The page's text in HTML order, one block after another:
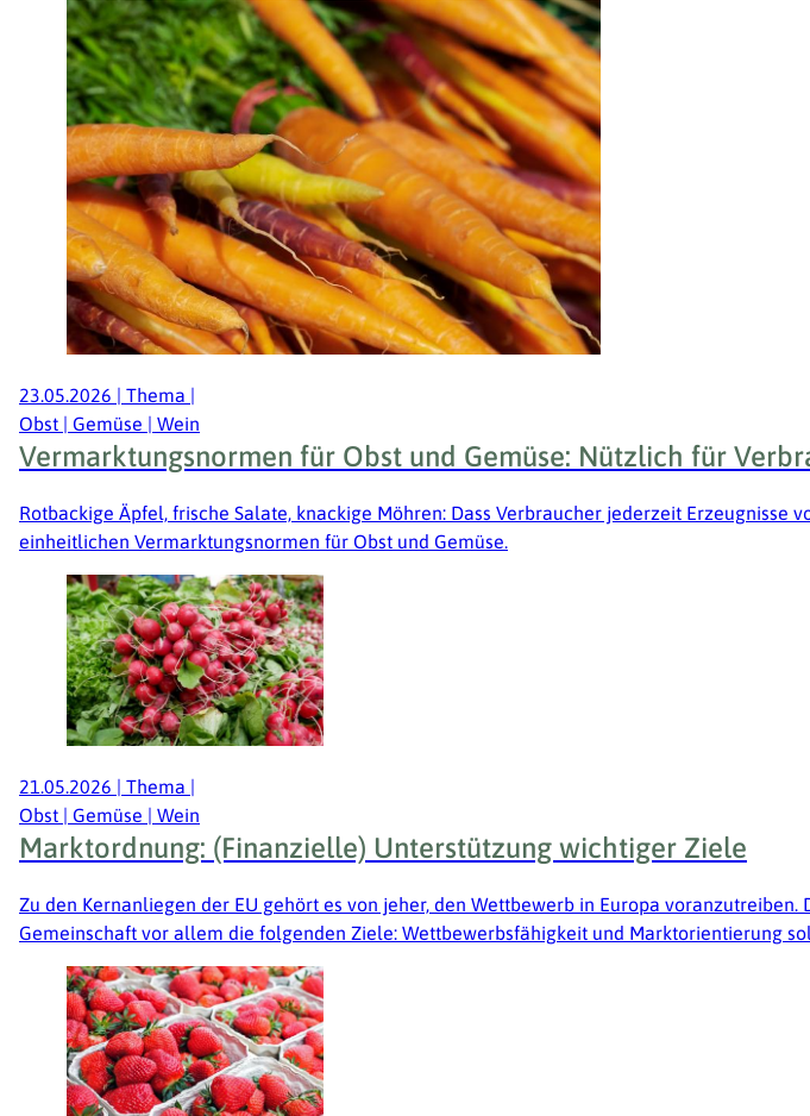
23.05.2026 | Thema |
Obst | Gemüse | Wein
Vermarktungsnormen für Obst und Gemüse: Nützlich für
Rotbackige Äpfel, frische Salate, knackige Möhren: Dass Verbraucher jederzeit
einheitlichen Vermarktungsnormen für Obst und Gemüse.
21.05.2026 | Thema |
Obst | Gemüse | Wein
Marktordnung: (Finanzielle) Unterstützung wichtiger Ziele
Zu den Kernanliegen der EU gehört es von jeher, den Wettbewerb in Europa
Gemeinschaft vor allem die folgenden Ziele: Wettbewerbsfähigkeit und Marktorientierung